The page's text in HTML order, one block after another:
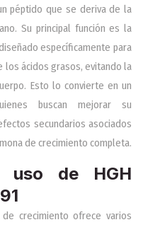
péptido que se deriva de la
Su principal función es la
específicamente para
los ácidos grasos, evitando la
Esto lo convierte en un
buscan mejorar su
secundarios asociados
de crecimiento completa.
uso de HGH
crecimiento ofrece varios